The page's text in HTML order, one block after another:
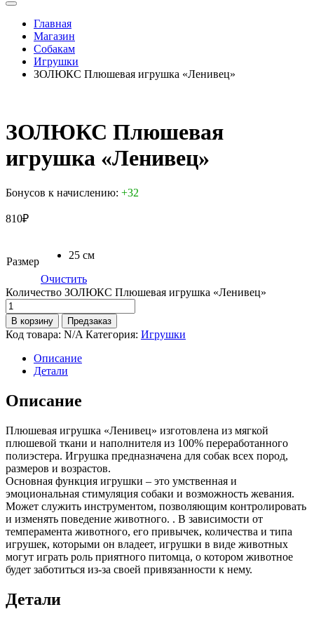
Главная
Магазин
Собакам
Игрушки
ЗОЛЮКС Плюшевая игрушка «Ленивец»
ЗОЛЮКС Плюшевая
игрушка «Ленивец»
Бонусов к начислению: +32
810₽
Размер
25 см
Очистить
Количество ЗОЛЮКС Плюшевая игрушка «Ленивец»
В корзину Предзаказ
Код товара: N/A Категория: Игрушки
Описание
Детали
Описание
Плюшевая игрушка «Ленивец» изготовлена из мягкой
плюшевой ткани и наполнителя из 100% переработанного
полиэстера. Игрушка предназначена для собак всех пород,
размеров и возрастов.
Основная функция игрушки – это умственная и
эмоциональная стимуляция собаки и возможность жевания.
Может служить инструментом, позволяющим контролировать
и изменять поведение животного. . В зависимости от
темперамента животного, его привычек, количества и типа
игрушек, которыми он владеет, игрушки в виде животных
могут играть роль приятного питомца, о котором животное
будет заботиться из-за своей привязанности к нему.
Детали